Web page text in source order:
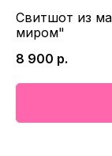
Свитшот из
миром"
8 900 р.
Екатеринбург
Сакко и Ванцетти, 99
+7 (922) 030-63-
с 10-00 до 21-00